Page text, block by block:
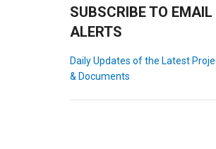
SUBSCRIBE TO EMAIL
ALERTS
Daily Updates of the Latest
& Documents